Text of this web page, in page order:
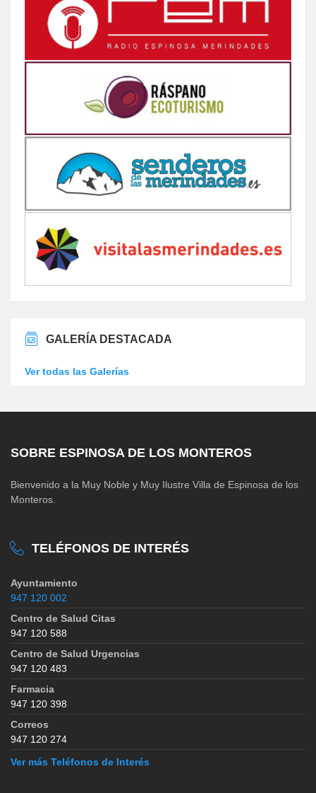
GALERÍA DESTACADA
Ver todas las Galerías
SOBRE ESPINOSA DE LOS MONTEROS
Bienvenido a la Muy Noble y Muy Ilustre Villa de Espinosa de los
Monteros.
TELÉFONOS DE INTERÉS
Ayuntamiento
947 120 002
Centro de Salud Citas
947 120 588
Centro de Salud Urgencias
947 120 483
Farmacia
947 120 398
Correos
947 120 274
Ver más Teléfonos de Interés